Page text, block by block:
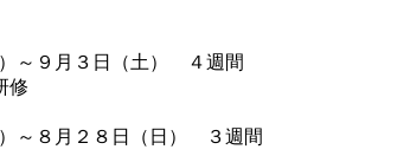
～９月３日（土） ４週間
修
８月２８日（日） ３週間